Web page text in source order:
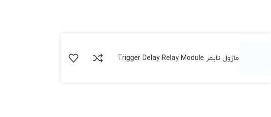
ماژول تایمر Trigger Delay Relay Module